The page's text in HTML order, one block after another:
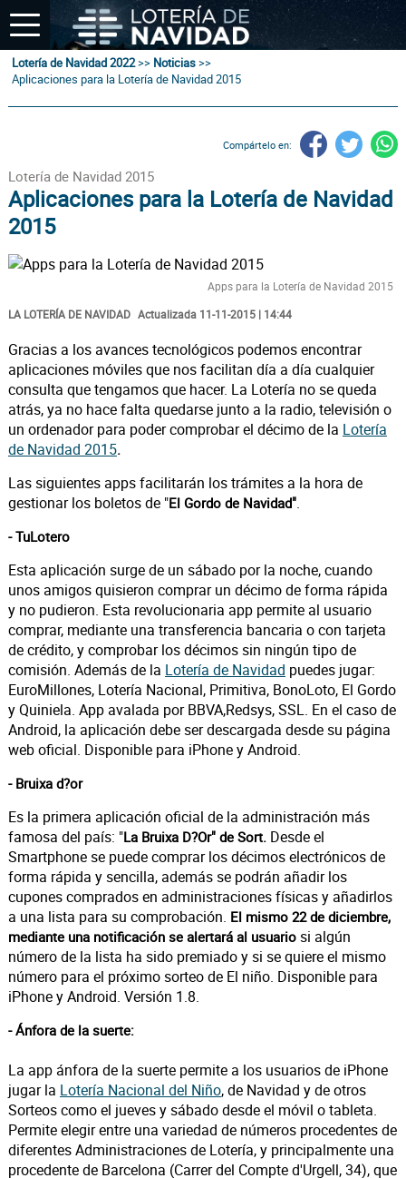
Lotería de Navidad 2022>> Noticias>>
Aplicaciones para la Lotería de Navidad 2015
Compártelo en:
Lotería de Navidad 2015
Aplicaciones para la Lotería de Navidad
2015
Apps para la Lotería de Navidad 2015
LA LOTERÍA DE NAVIDAD Actualizada 11-11-2015 | 14:44
Gracias a los avances tecnológicos podemos encontrar
aplicaciones móviles que nos facilitan día a día cualquier
consulta que tengamos que hacer. La Lotería no se queda
atrás, ya no hace falta quedarse junto a la radio, televisión o
un ordenador para poder comprobar el décimo de la Lotería
de Navidad 2015.
Las siguientes apps facilitarán los trámites a la hora de
gestionar los boletos de "El Gordo de Navidad".
- TuLotero
Esta aplicación surge de un sábado por la noche, cuando
unos amigos quisieron comprar un décimo de forma rápida
y no pudieron. Esta revolucionaria app permite al usuario
comprar, mediante una transferencia bancaria o con tarjeta
de crédito, y comprobar los décimos sin ningún tipo de
comisión. Además de la Lotería de Navidad puedes jugar:
EuroMillones, Lotería Nacional, Primitiva, BonoLoto, El Gordo
y Quiniela. App avalada por BBVA,Redsys, SSL. En el caso de
Android, la aplicación debe ser descargada desde su página
web oficial. Disponible para iPhone y Android.
- Bruixa d?or
Es la primera aplicación oficial de la administración más
famosa del país: "La Bruixa D?Or" de Sort.Desde el
Smartphone se puede comprar los décimos electrónicos de
forma rápida y sencilla, además se podrán añadir los
cupones comprados en administraciones físicas y añadirlos
a una lista para su comprobación. El mismo 22 de diciembre,
mediante una notificación se alertará al usuario si algún
número de la lista ha sido premiado y si se quiere el mismo
número para el próximo sorteo de El niño. Disponible para
iPhone y Android. Versión 1.8.
- Ánfora de la suerte:
La app ánfora de la suerte permite a los usuarios de iPhone
jugar la Lotería Nacional del Niño, de Navidad y de otros
Sorteos como el jueves y sábado desde el móvil o tableta.
Permite elegir entre una variedad de números procedentes de
diferentes Administraciones de Lotería, y principalmente una
procedente de Barcelona (Carrer del Compte d'Urgell, 34), que